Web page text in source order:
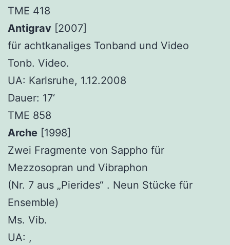
TME 418
Antigrav [2007]
für achtkanaliges Tonband und Video
Tonb. Video.
UA: Karlsruhe, 1.12.2008
Dauer: 17‘
TME 858
Arche [1998]
Zwei Fragmente von Sappho für
Mezzosopran und Vibraphon
(Nr. 7 aus „Pierides“ . Neun Stücke für
Ensemble)
Ms. Vib.
UA: ,